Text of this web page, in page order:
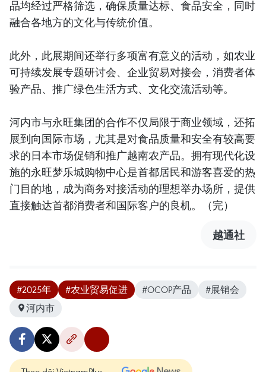
品均经过严格筛选，确保质量达标、食品安全，同时
融合各地方的文化与传统价值。
此外，此展期间还举行多项富有意义的活动，如农业
可持续发展专题研讨会、企业贸易对接会，消费者体
验产品、推广绿色生活方式、文化交流活动等。
河内市与永旺集团的合作不仅局限于商业领域，还拓
展到向国际市场，尤其是对食品质量和安全有较高要
求的日本市场促销和推广越南农产品。拥有现代化设
施的永旺梦乐城购物中心是首都居民和游客喜爱的热
门目的地，成为商务对接活动的理想举办场所，提供
直接触达首都消费者和国际客户的良机。（完）
越通社
#2025年 #农业贸易促进 #OCOP产品
#展销会
河内市